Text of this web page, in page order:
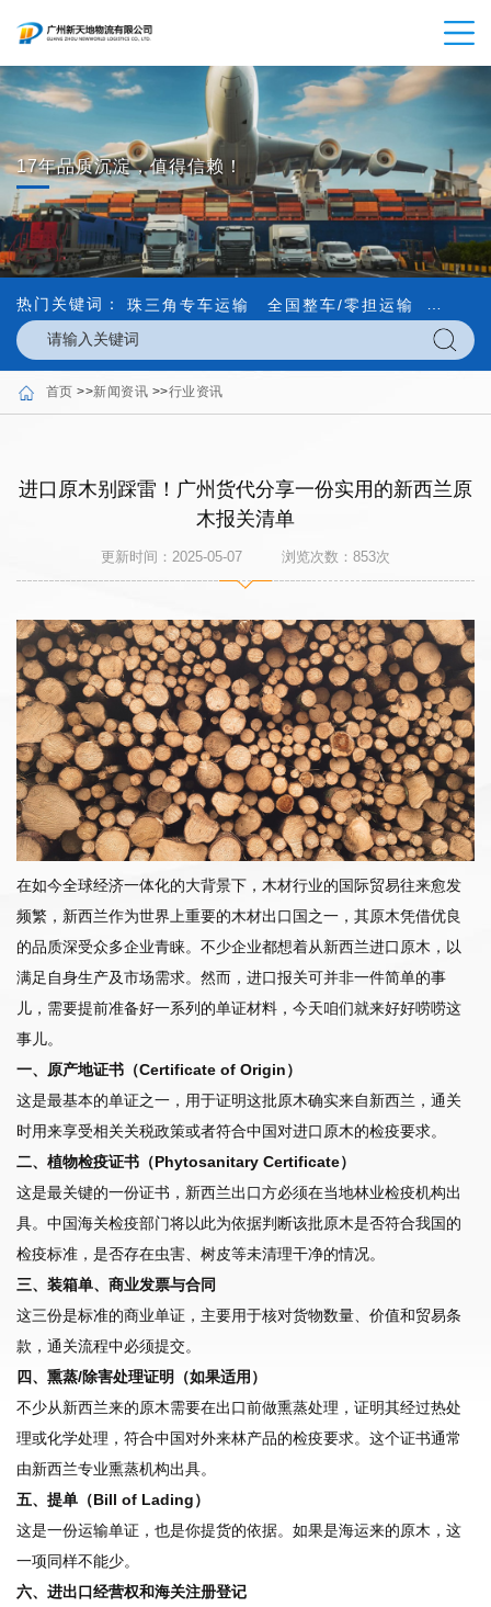
17年品质沉淀，值得信赖！
热门关键词： 珠三角专车运输 全国整车/零担运输 内外贸
首页 >>新闻资讯 >>行业资讯
进口原木别踩雷！广州货代分享一份实用的新西兰原
木报关清单
更新时间：2025-05-07 浏览次数： 853次
在如今全球经济一体化的大背景下，木材行业的国际贸易往来愈发
频繁，新西兰作为世界上重要的木材出口国之一，其原木凭借优良
的品质深受众多企业青睐。不少企业都想着从新西兰进口原木，以
满足自身生产及市场需求。然而，进口报关可并非一件简单的事
儿，需要提前准备好一系列的单证材料，今天咱们就来好好唠唠这
事儿。
一、原产地证书（Certificate of Origin）
这是最基本的单证之一，用于证明这批原木确实来自新西兰，通关
时用来享受相关关税政策或者符合中国对进口原木的检疫要求。
二、植物检疫证书（Phytosanitary Certificate）
这是最关键的一份证书，新西兰出口方必须在当地林业检疫机构出
具。中国海关检疫部门将以此为依据判断该批原木是否符合我国的
检疫标准，是否存在虫害、树皮等未清理干净的情况。
三、装箱单、商业发票与合同
这三份是标准的商业单证，主要用于核对货物数量、价值和贸易条
款，通关流程中必须提交。
四、熏蒸/除害处理证明（如果适用）
不少从新西兰来的原木需要在出口前做熏蒸处理，证明其经过热处
理或化学处理，符合中国对外来林产品的检疫要求。这个证书通常
由新西兰专业熏蒸机构出具。
五、提单（Bill of Lading）
这是一份运输单证，也是你提货的依据。如果是海运来的原木，这
一项同样不能少。
六、进出口经营权和海关注册登记